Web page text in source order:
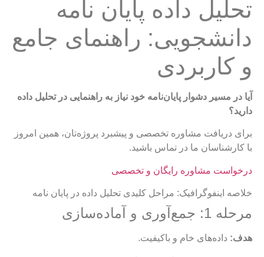
تحلیل داده پایان نامه
دانشجویی: راهنمای جامع
و کاربردی
آیا در مسیر دشوار پایان‌نامه خود نیاز به راهنمایی در تحلیل داده
دارید؟
برای دریافت مشاوره تخصصی و پیشبرد پروژه‌تان، همین امروز
با کارشناسان ما در تماس باشید.
درخواست مشاوره رایگان و تخصصی
خلاصه اینفوگرافیک: مراحل کلیدی تحلیل داده در پایان نامه
مرحله 1: جمع‌آوری و آماده‌سازی
هدف: داده‌های خام و باکیفیت.